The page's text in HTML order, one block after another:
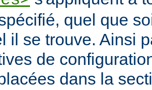
quel que
il se trouve. Ainsi
de
dans la